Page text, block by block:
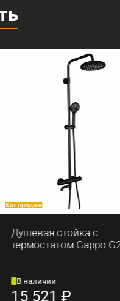
стойка с
Gappo G2490-6
₽